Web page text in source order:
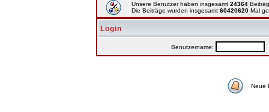
Unsere Benutzer haben insgesamt 24364
Die Beiträge wurden insgesamt 60420620 Mal
Login
Benutzername:
Neue